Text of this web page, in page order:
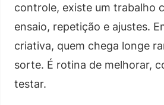
controle, existe um trabalho
ensaio, repetição e ajustes.
criativa, quem chega longe
sorte. É rotina de melhorar,
testar.